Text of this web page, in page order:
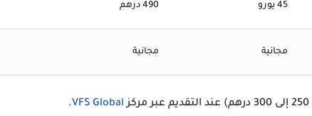
45 يورو 490 درهم
مجانية مجانية
VFS Global
.